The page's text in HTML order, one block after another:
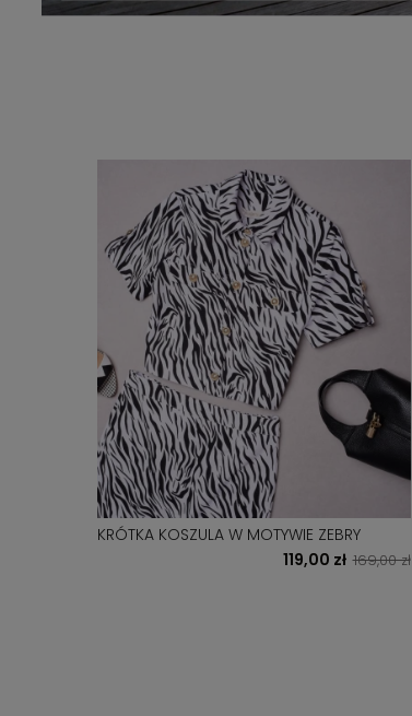
KRÓTKA KOSZULA W MOTYWIE ZEBRY
169,00 zł
119,00 zł